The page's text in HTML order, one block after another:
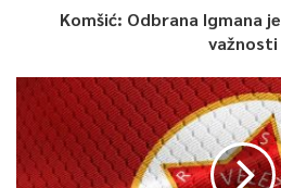
Komšić: Odbrana Igmana
važnosti